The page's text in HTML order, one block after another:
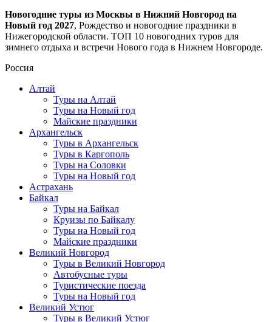
Новогодние туры из Москвы в Нижний Новгород на
Новый год 2027, Рождество и новогодние праздники в
Нижегородской области. ТОП 10 новогодних туров для
зимнего отдыха и встречи Нового года в Нижнем Новгороде.
Россия
Алтай
Туры на Алтай
Туры на Новый год
Майские праздники
Архангельск
Туры в Архангельск
Туры в Каргополь
Туры на Соловки
Туры на Новый год
Астрахань
Байкал
Туры на Байкал
Круизы по Байкалу
Туры на Новый год
Майские праздники
Великий Новгород
Туры в Великий Новгород
Автобусные туры
Туристические поезда
Туры на Новый год
Великий Устюг
Туры в Великий Устюг